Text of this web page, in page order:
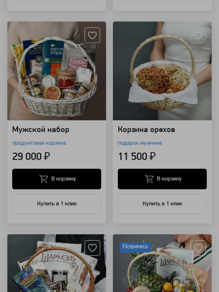
Мужской набор
продуктовая корзина
29 000 ₽
Купить в 1 клик
В корзину
Корзина орехов
подарок мужчине
11 500 ₽
Купить в 1 клик
В корзину
Новинка